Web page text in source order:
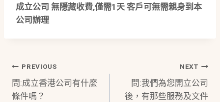
成立公司 無隱藏收費,僅需1天 客戶可無需親身到本
公司辦理
Post
Navigation
PREVIOUS
問:成立香港公司有什麼
條件嗎？
NEXT
問:我們為您開立公司
後，有那些服務及文件